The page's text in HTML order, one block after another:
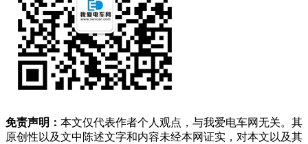
免责声明： 本文仅代表作者个人观点，与我爱电车网无关。其
原创性以及文中陈述文字和内容未经本网证实，对本文以及其